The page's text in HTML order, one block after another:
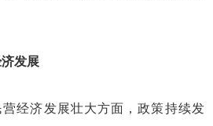
发展
经济发展壮大方面，政策持续发